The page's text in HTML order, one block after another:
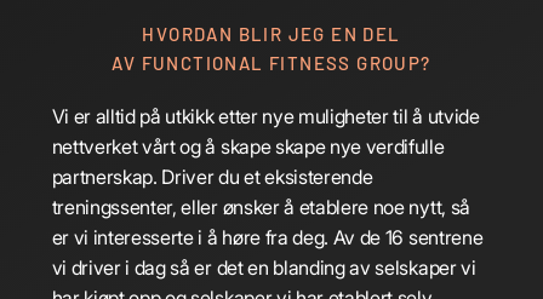
HVORDAN BLIR JEG EN DEL
AV FUNCTIONAL FITNESS GROUP?
Vi er alltid på utkikk etter nye muligheter til å utvide
nettverket vårt og å skape skape nye verdifulle
partnerskap. Driver du et eksisterende
treningssenter, eller ønsker å etablere noe nytt, så
er vi interesserte i å høre fra deg. Av de 16 sentrene
vi driver i dag så er det en blanding av selskaper vi